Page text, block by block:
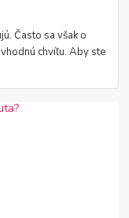
Často sa však o
chvíľu. Aby ste